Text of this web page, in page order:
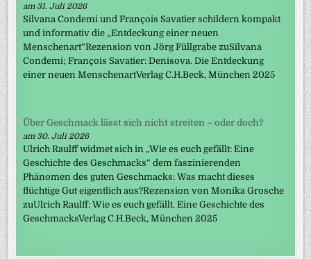
am 31. Juli 2026
Silvana Condemi und François Savatier schildern kompakt
und informativ die „Entdeckung einer neuen
Menschenart“Rezension von Jörg Füllgrabe zuSilvana
Condemi; François Savatier: Denisova. Die Entdeckung
einer neuen MenschenartVerlag C.H.Beck, München 2025
Über Geschmack lässt sich nicht streiten – oder doch?
am 30. Juli 2026
Ulrich Raulff widmet sich in „Wie es euch gefällt: Eine
Geschichte des Geschmacks“ dem faszinierenden
Phänomen des guten Geschmacks: Was macht dieses
flüchtige Gut eigentlich aus?Rezension von Monika Grosche
zuUlrich Raulff: Wie es euch gefällt. Eine Geschichte des
GeschmacksVerlag C.H.Beck, München 2025